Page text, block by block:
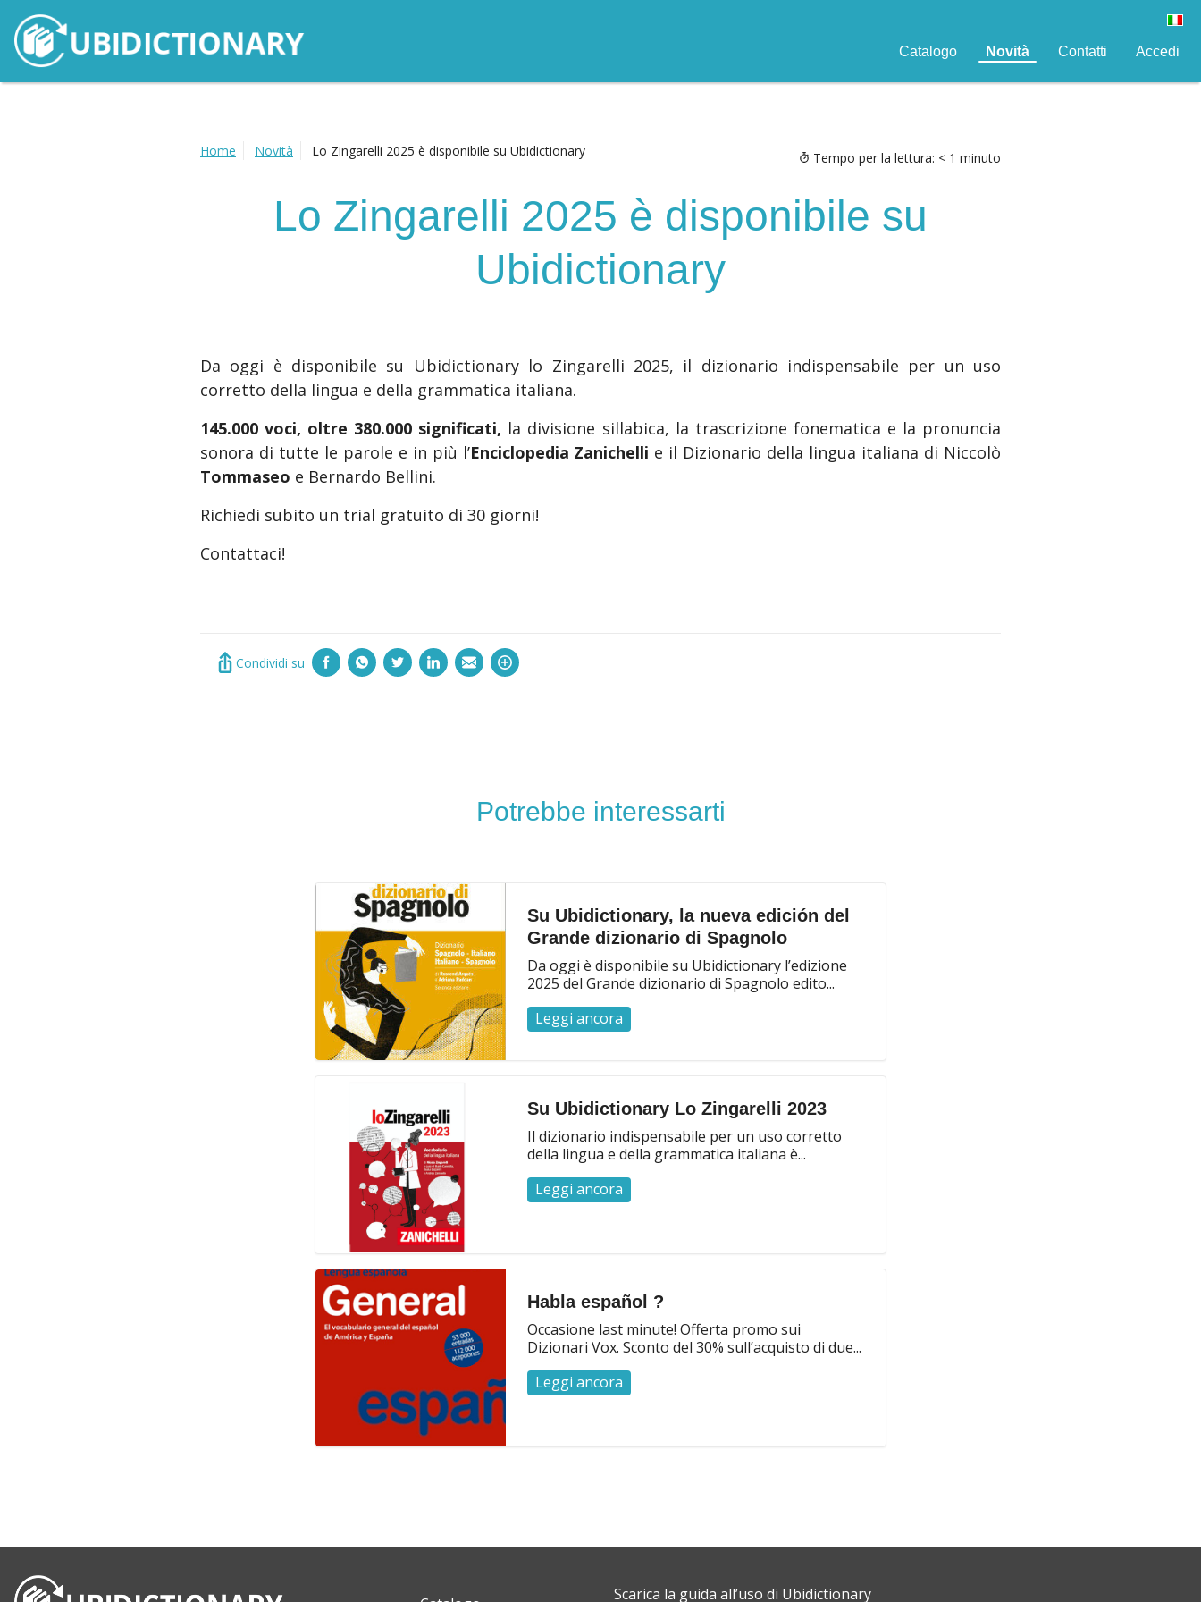
Catalogo Novità Contatti Accedi
Home Novità Lo Zingarelli 2025 è disponibile su Ubidictionary Tempo per la lettura: < 1 minuto
Lo Zingarelli 2025 è disponibile su
Ubidictionary
Da oggi è disponibile su Ubidictionary lo Zingarelli 2025, il dizionario indispensabile per un uso
corretto della lingua e della grammatica italiana.
145.000 voci, oltre 380.000 significati, la divisione sillabica, la trascrizione fonematica e la pronuncia
sonora di tutte le parole e in più l’Enciclopedia Zanichelli e il Dizionario della lingua italiana di Niccolò
Tommaseo e Bernardo Bellini.
Richiedi subito un trial gratuito di 30 giorni!
Contattaci!
Condividi su
Potrebbe interessarti
Su Ubidictionary, la nueva edición del
Grande dizionario di Spagnolo
Da oggi è disponibile su Ubidictionary l’edizione
2025 del Grande dizionario di Spagnolo edito...
Leggi ancora
Su Ubidictionary Lo Zingarelli 2023
Il dizionario indispensabile per un uso corretto
della lingua e della grammatica italiana è...
Leggi ancora
Habla español ?
Occasione last minute! Offerta promo sui
Dizionari Vox. Sconto del 30% sull’acquisto di due...
Leggi ancora
Scarica la guida all’uso di Ubidictionary